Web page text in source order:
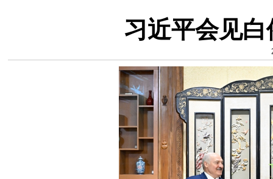
习近平会见